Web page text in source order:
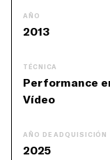
AÑO
2013
TÉCNICA
Performance
Vídeo
AÑO DE ADQUISICIÓN
2025